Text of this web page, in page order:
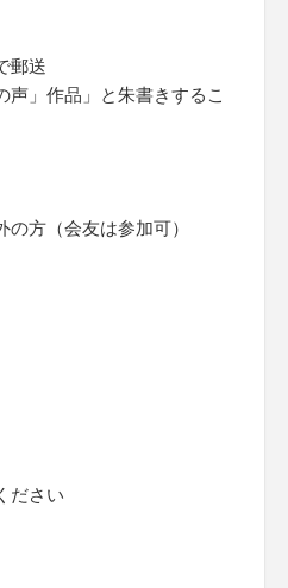
郵送
」作品」と朱書きするこ
方（会友は参加可）
ださい